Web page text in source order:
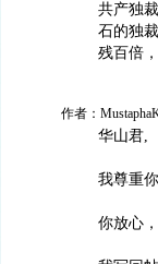
共产独
石的独
残百倍
作者：
华山君,
我尊重
你放心